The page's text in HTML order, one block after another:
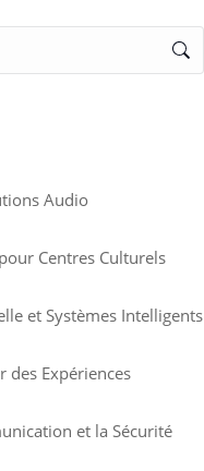
Audio
Centres Culturels
et Systèmes Intelligents
des Expériences
et la Sécurité